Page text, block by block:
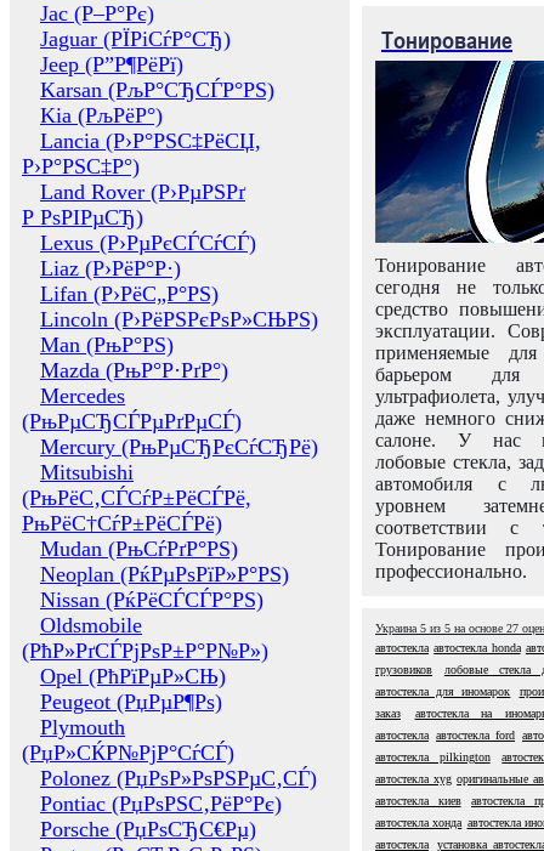
Jac (Р–Р°Рє)
Jaguar (РЇРіСѓР°СЂ)
Jeep (Р”Р¶РёРї)
Karsan (РљР°СЂСЃР°РЅ)
Kia (РљРёР°)
Lancia (Р›Р°РЅС‡РёСЏ,
Р›Р°РЅС‡Р°)
Land Rover (Р›РµРЅРґ
Р РѕРІРµСЂ)
Lexus (Р›РµРєСЃСѓСЃ)
Liaz (Р›РёР°Р·)
Lifan (Р›РёС„Р°РЅ)
Lincoln (Р›РёРЅРєРѕР»СЊРЅ)
Man (РњР°РЅ)
Mazda (РњР°Р·РґР°)
Mercedes
(РњРµСЂСЃРµРґРµСЃ)
Mercury (РњРµСЂРєСѓСЂРё)
Mitsubishi
(РњРёС‚СЃСѓР±РёСЃРё,
РњРёС†СѓР±РёСЃРё)
Mudan (РњСѓРґР°РЅ)
Neoplan (РќРµРѕРїР»Р°РЅ)
Nissan (РќРёСЃСЃР°РЅ)
Oldsmobile
(РћР»РґСЃРјРѕР±Р°Р№Р»)
Opel (РћРїРµР»СЊ)
Peugeot (РџРµР¶Рѕ)
Plymouth
(РџР»СЌР№РјР°СѓСЃ)
Polonez (РџРѕР»РѕРЅРµС‚СЃ)
Pontiac (РџРѕРЅС‚РёР°Рє)
Porsche (РџРѕСЂС€Рµ)
Тонирование
Тонирование
сегодня не
средство
эксплуатации.
применяемые
барьером для
ультрафиолета,
даже немного
салоне. У нас
лобовые стекла,
автомобиля с
уровнем
соответствии с
Тонирование
профессионально.
Украина 5 из 5 на основе 27
автостекла автостекла honda
грузовиков
лобовые стекла
автостекла для иномарок
заказ
автостекла на
автостекла автостекла ford
автостекла pilkington
автостекла xyg оригинальные
автостекла киев
автостекла
автостекла хонда автостекла
автостекла
установка